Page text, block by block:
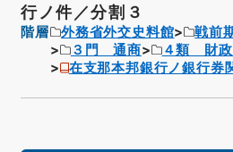
行ノ件／分割３
階層 外務省外交史料館
戦前
３門 通商
４類 財政
在支那本邦銀行ノ銀行券